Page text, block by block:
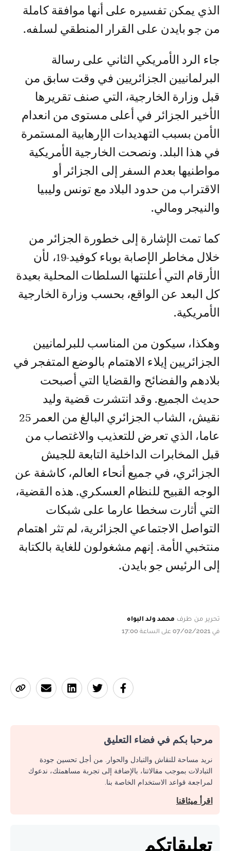
الذي يمكن تفسيره على أنها موافقة كاملة
من جو بايدن على القرار المنطقي لسلفه.
جاء الرد الأمريكي الثاني على رسالة
البرلمانيين الجزائريين في وقت سابق من
قبل وزارة الخارجية، التي صنف تقريرها
الأخير الجزائر في أعلى مستوى من انعدام
الأمن بسبب التهديدات الإرهابية المستمرة
في هذا البلد. ونصحت الخارجية الأمريكية
مواطنيها بعدم السفر إلى الجزائر أو
الاقتراب من حدود البلاد مع تونس وليبيا
والنيجر ومالي.
كما تمت الإشارة إلى خطورة الجزائر من
خلال مخاطر الإصابة بوباء كوفيد-19، لأن
الأرقام التي أعلنتها السلطات المحلية بعيدة
كل البعد عن الواقع، بحسب وزارة الخارجية
الأمريكية.
وهكذا، سيكون من المناسب للبرلمانيين
الجزائريين إيلاء الاهتمام بالوضع المتفجر في
بلادهم والفضائح والقضايا التي أصبحت
حديث الجميع. وقد انتشرت قضية وليد
نقيش، الشاب الجزائري البالغ من العمر 25
عاما، الذي تعرض للتعذيب والاغتصاب من
قبل المخابرات الداخلية التابعة للجيش
الجزائري، في جميع أنحاء العالم، كاشفة عن
الوجه القبيح للنظام العسكري. هذه القضية،
التي أثارت سخطا عارما على شبكات
التواصل الاجتماعي الجزائرية، لم تثر اهتمام
منتخبي الأمة. إنهم مشغولون للغاية بالكتابة
إلى الرئيس جو بايدن.
تحرير من طرف محمد ولد البواه
في 07/02/2021 على الساعة 17:00
مرحبا بكم في فضاء التعليق
نريد مساحة للنقاش والتبادل والحوار. من أجل تحسين جودة
التبادلات بموجب مقالاتنا، بالإضافة إلى تجربة مساهمتك، ندعوك
لمراجعة قواعد الاستخدام الخاصة بنا.
اقرأ ميثاقنا
تعليقاتكم